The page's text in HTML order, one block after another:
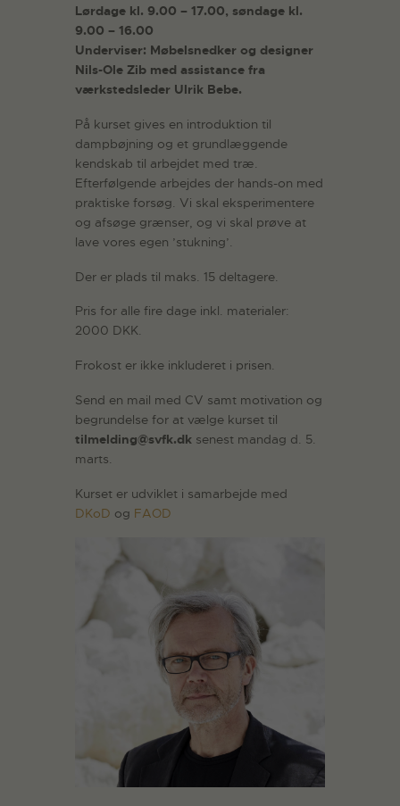
Lørdage kl. 9.00 – 17.00, søndage kl.
9.00 – 16.00
Underviser: Møbelsnedker og designer
Nils-Ole Zib med assistance fra
værkstedsleder Ulrik Bebe.
På kurset gives en introduktion til
dampbøjning og et grundlæggende
kendskab til arbejdet med træ.
Efterfølgende arbejdes der hands-on med
praktiske forsøg. Vi skal eksperimentere
og afsøge grænser, og vi skal prøve at
lave vores egen ’stukning’.
Der er plads til maks. 15 deltagere.
Pris for alle fire dage inkl. materialer:
2000 DKK.
Frokost er ikke inkluderet i prisen.
Send en mail med CV samt motivation og
begrundelse for at vælge kurset til
tilmelding@svfk.dk senest mandag d. 5.
marts.
Kurset er udviklet i samarbejde med
DKoD og FAOD